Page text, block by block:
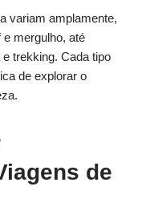
variam amplamente,
mergulho, até
trekking. Cada tipo
de explorar o
de